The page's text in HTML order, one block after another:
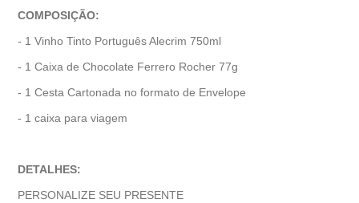
COMPOSIÇÃO:
- 1 Vinho Tinto Português Alecrim 750ml
- 1 Caixa de Chocolate Ferrero Rocher 77g
- 1 Cesta Cartonada no formato de Envelope
- 1 caixa para viagem
DETALHES:
PERSONALIZE SEU PRESENTE